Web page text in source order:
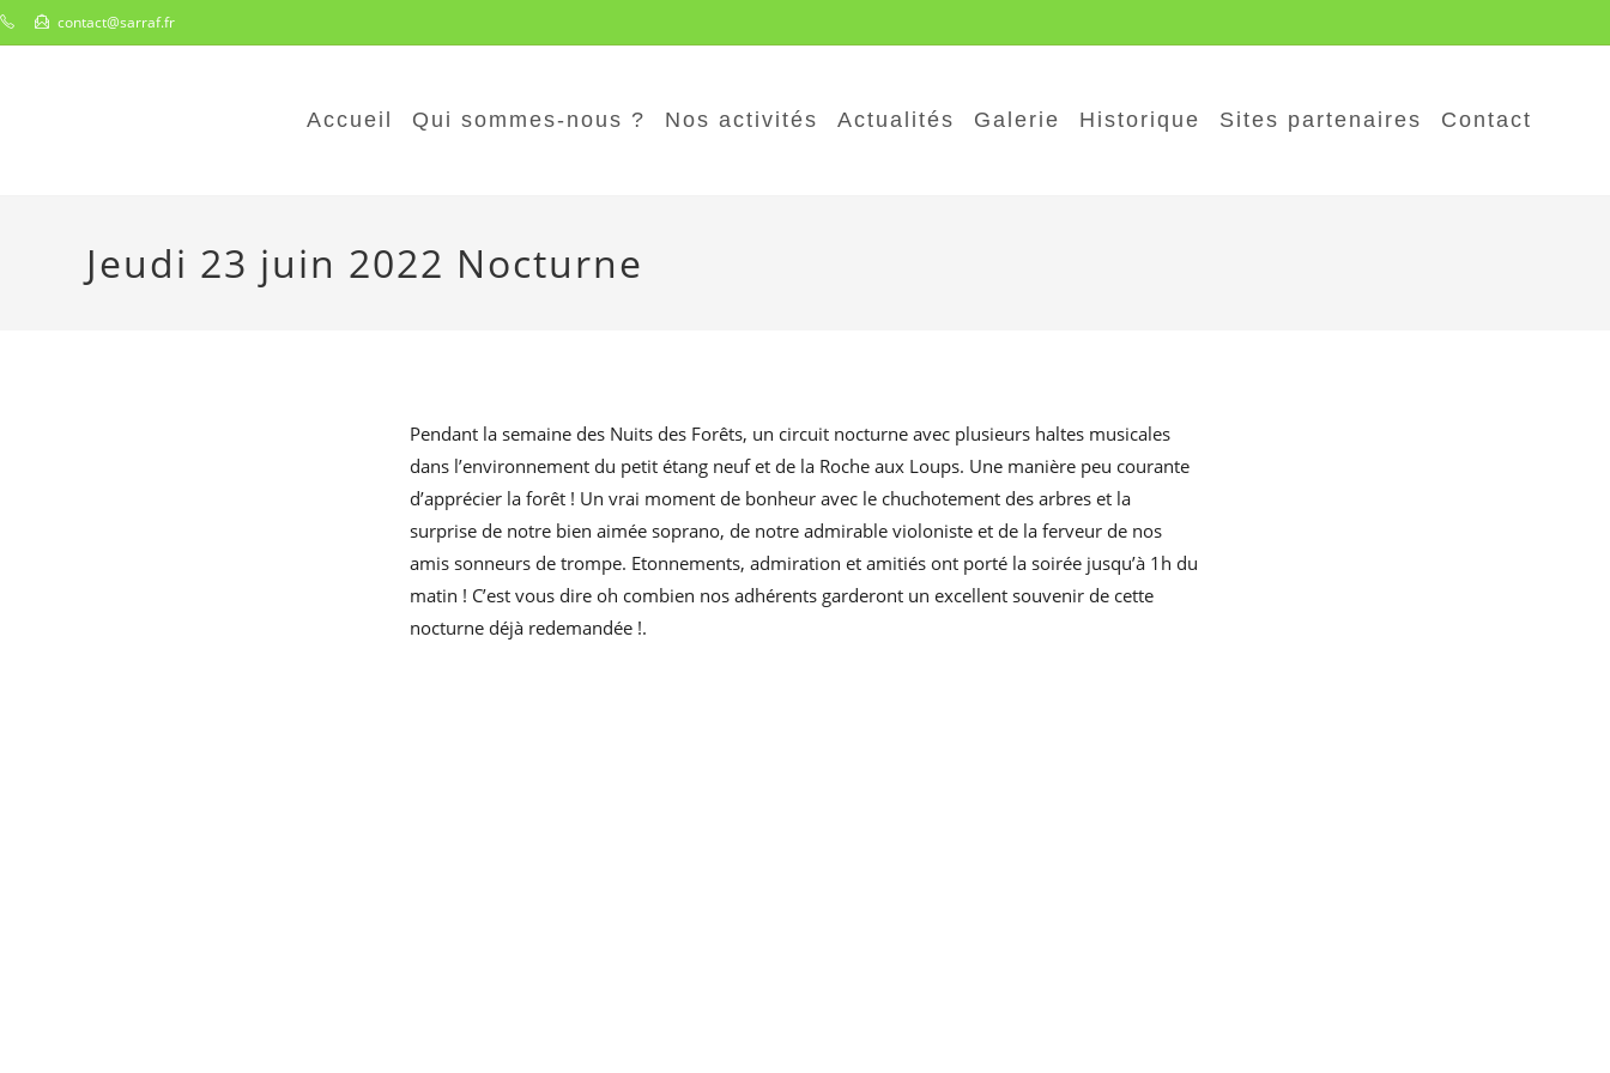
Skip
to
contact@sarraf.fr
Accueil Qui sommes-nous ? Nos activités Actualités Galerie Historique Sites partenaires Contact
Jeudi 23 juin 2022 Nocturne
Pendant la semaine des Nuits des Forêts, un circuit nocturne avec plusieurs haltes musicales
dans l’environnement du petit étang neuf et de la Roche aux Loups. Une manière peu courante
d’apprécier la forêt ! Un vrai moment de bonheur avec le chuchotement des arbres et la
surprise de notre bien aimée soprano, de notre admirable violoniste et de la ferveur de nos
amis sonneurs de trompe. Etonnements, admiration et amitiés ont porté la soirée jusqu’à 1h du
matin ! C’est vous dire oh combien nos adhérents garderont un excellent souvenir de cette
nocturne déjà redemandée !.